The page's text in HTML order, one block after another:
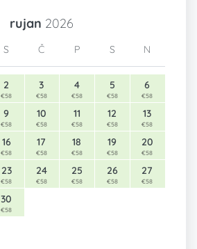
rujan 2026
S Č P S N
2
€58
3
€58
4
€58
5
€58
6
€58
9
€58
10
€58
11
€58
12
€58
13
€58
16
€58
17
€58
18
€58
19
€58
20
€58
23
€58
24
€58
25
€58
26
€58
27
€58
30
€58